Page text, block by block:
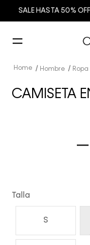
SALE HASTA 50%
Hombre Ropa
CAMISETA
Talla
S